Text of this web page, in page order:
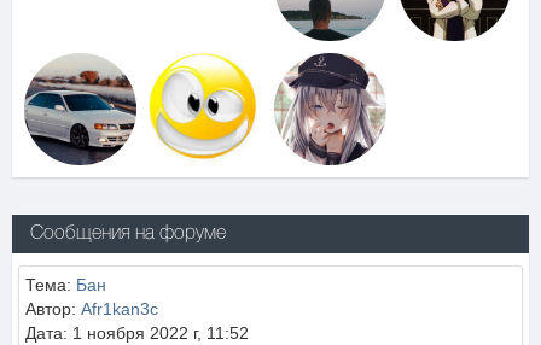
Сообщения на форуме
Тема: Бан
Автор: Afr1kan3c
Дата: 1 ноября 2022 г, 11:52